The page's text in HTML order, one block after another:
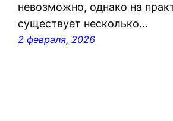
невозможно, однако на
существует несколько…
2 февраля, 2026